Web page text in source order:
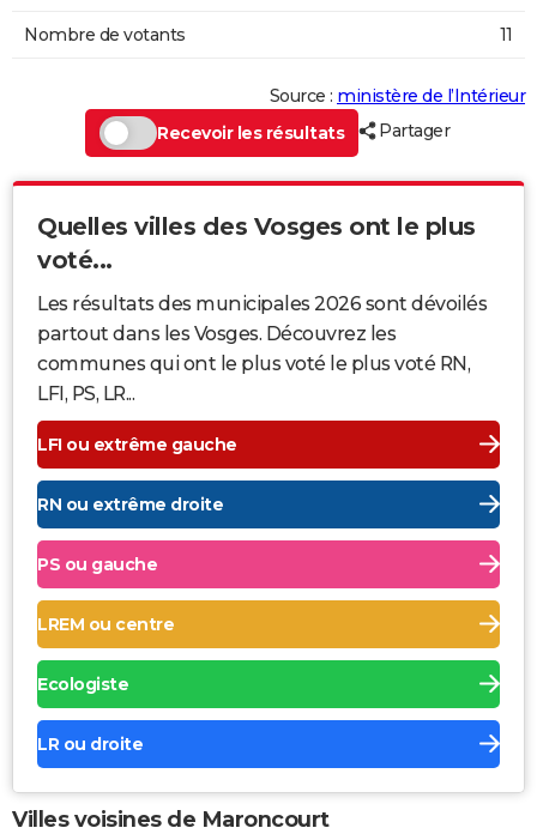
Nombre de votants 11
Source : ministère de l’Intérieur
Recevoir les résultats
Partager
Quelles villes des Vosges ont le plus
voté...
Les résultats des municipales 2026 sont dévoilés
partout dans les Vosges. Découvrez les
communes qui ont le plus voté le plus voté RN,
LFI, PS, LR...
LFI ou extrême gauche
RN ou extrême droite
PS ou gauche
LREM ou centre
Ecologiste
LR ou droite
Villes voisines de Maroncourt